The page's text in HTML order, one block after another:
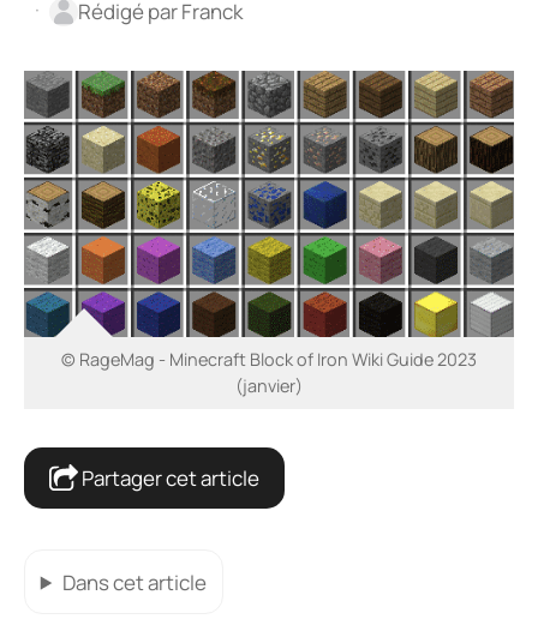
·
Rédigé parFranck
© RageMag - Minecraft Block of Iron Wiki Guide 2023
(janvier)
Partager cet article
Dans cet article